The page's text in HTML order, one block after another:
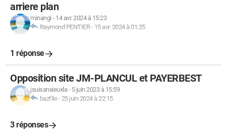
arriere plan
minangi - 14 avr. 2024 à 15:23
Raymond PENTIER- 15 avr. 2024 à 01:25
1 réponse
Opposition site JM-PLANCUL et PAYERBEST
jsuisanxieuxla- 5 juin 2023 à 15:59
bazfile-25 juin 2024 à 22:15
3 réponses